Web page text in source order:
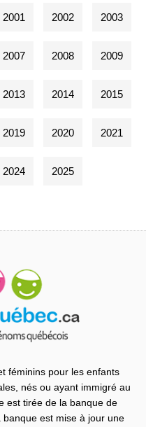
2001 2002 2003
2007 2008 2009
2013 2014 2015
2019 2020 2021
2024 2025
féminins pour les enfants
nés ou ayant immigré au
est tirée de la banque de
est mise à jour une